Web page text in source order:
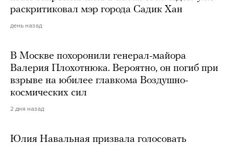
раскритиковал мэр города Садик Хан
день назад
В Москве похоронили генерал-майора
Валерия Плохотнюка. Вероятно, он погиб при
взрыве на юбилее главкома Воздушно-
космических сил
2 дня назад
Юлия Навальная призвала голосовать